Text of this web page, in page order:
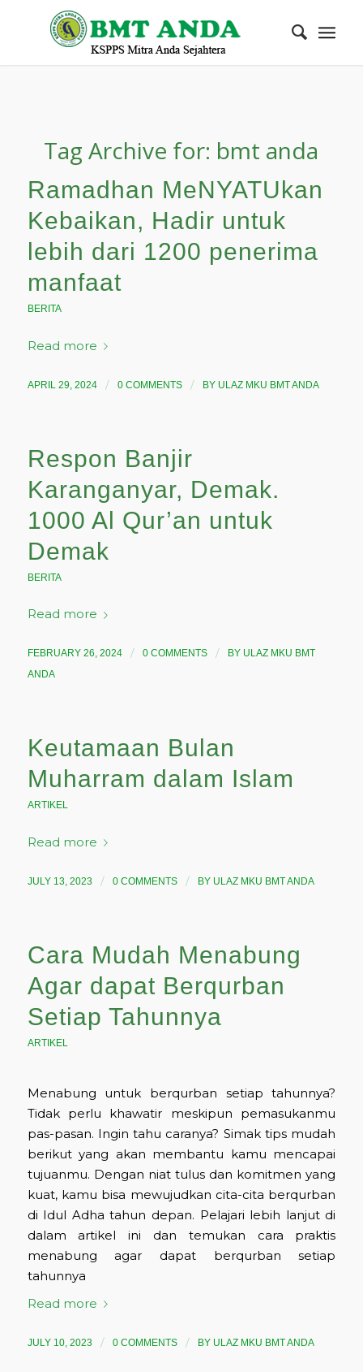
Tag Archive for: bmt anda
Ramadhan MeNYATUkan
Kebaikan, Hadir untuk
lebih dari 1200 penerima
manfaat
BERITA
Read more
APRIL 29, 2024 / 0 COMMENTS / BY ULAZ MKU BMT ANDA
Respon Banjir
Karanganyar, Demak.
1000 Al Qur’an untuk
Demak
BERITA
Read more
FEBRUARY 26, 2024 / 0 COMMENTS / BY ULAZ MKU BMT
ANDA
Keutamaan Bulan
Muharram dalam Islam
ARTIKEL
Read more
JULY 13, 2023 / 0 COMMENTS / BY ULAZ MKU BMT ANDA
Cara Mudah Menabung
Agar dapat Berqurban
Setiap Tahunnya
ARTIKEL
Menabung untuk berqurban setiap tahunnya?
Tidak perlu khawatir meskipun pemasukanmu
pas-pasan. Ingin tahu caranya? Simak tips mudah
berikut yang akan membantu kamu mencapai
tujuanmu. Dengan niat tulus dan komitmen yang
kuat, kamu bisa mewujudkan cita-cita berqurban
di Idul Adha tahun depan. Pelajari lebih lanjut di
dalam artikel ini dan temukan cara praktis
menabung agar dapat berqurban setiap
tahunnya
Read more
JULY 10, 2023 / 0 COMMENTS / BY ULAZ MKU BMT ANDA